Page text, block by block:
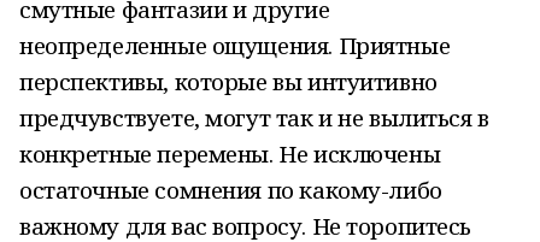
смутные фантазии и другие
неопределенные ощущения. Приятные
перспективы, которые вы интуитивно
предчувствуете, могут так и не вылиться в
конкретные перемены. Не исключены
остаточные сомнения по какому-либо
важному для вас вопросу. Не торопитесь